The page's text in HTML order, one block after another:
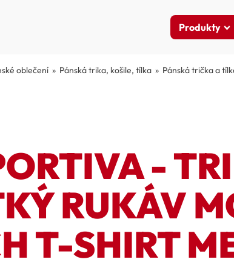
Produkty
oblečení » Pánská trika, košile, tílka » Pánská trička a
-
RUKÁV
T-SHIRT